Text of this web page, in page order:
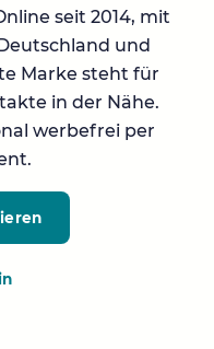
seit 2014, mit
und
Marke steht für
in der Nähe.
werbefrei per